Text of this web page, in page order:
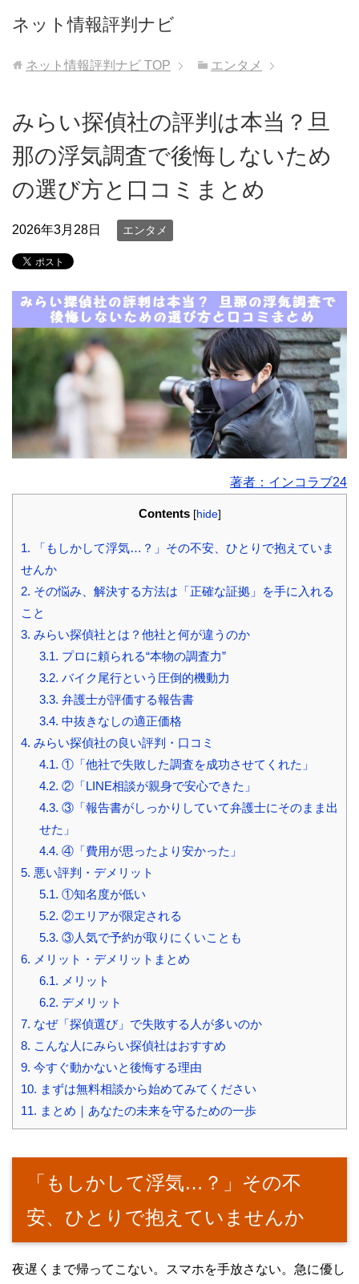
ネット情報評判ナビ
ネット情報評判ナビ TOP エンタメ
みらい探偵社の評判は本当？旦
那の浮気調査で後悔しないため
の選び方と口コミまとめ
2026年3月28日 エンタメ
著者：インコラブ24
Contents [hide]
1. 「もしかして浮気…？」その不安、ひとりで抱えていま
せんか
2. その悩み、解決する方法は「正確な証拠」を手に入れる
こと
3. みらい探偵社とは？他社と何が違うのか
3.1. プロに頼られる“本物の調査力”
3.2. バイク尾行という圧倒的機動力
3.3. 弁護士が評価する報告書
3.4. 中抜きなしの適正価格
4. みらい探偵社の良い評判・口コミ
4.1. ①「他社で失敗した調査を成功させてくれた」
4.2. ②「LINE相談が親身で安心できた」
4.3. ③「報告書がしっかりしていて弁護士にそのまま出
せた」
4.4. ④「費用が思ったより安かった」
5. 悪い評判・デメリット
5.1. ①知名度が低い
5.2. ②エリアが限定される
5.3. ③人気で予約が取りにくいことも
6. メリット・デメリットまとめ
6.1. メリット
6.2. デメリット
7. なぜ「探偵選び」で失敗する人が多いのか
8. こんな人にみらい探偵社はおすすめ
9. 今すぐ動かないと後悔する理由
10. まずは無料相談から始めてみてください
11. まとめ｜あなたの未来を守るための一歩
「もしかして浮気…？」その不
安、ひとりで抱えていませんか
夜遅くまで帰ってこない。スマホを手放さない。急に優し